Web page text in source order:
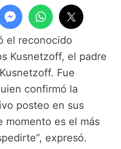
el reconocido
Kusnetzoff, el padre
Fue
confirmó la
posteo en sus
momento es el más
expresó.